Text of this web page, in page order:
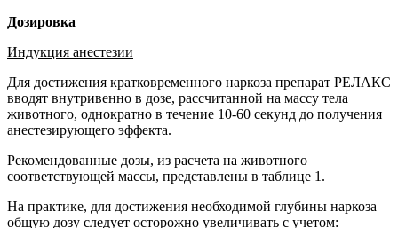
Дозировка
Индукция анестезии
Для достижения кратковременного наркоза препарат РЕЛАКС
вводят внутривенно в дозе, рассчитанной на массу тела
животного, однократно в течение 10-60 секунд до получения
анестезирующего эффекта.
Рекомендованные дозы, из расчета на животного
соответствующей массы, представлены в таблице 1.
На практике, для достижения необходимой глубины наркоза
общую дозу следует осторожно увеличивать с учетом: